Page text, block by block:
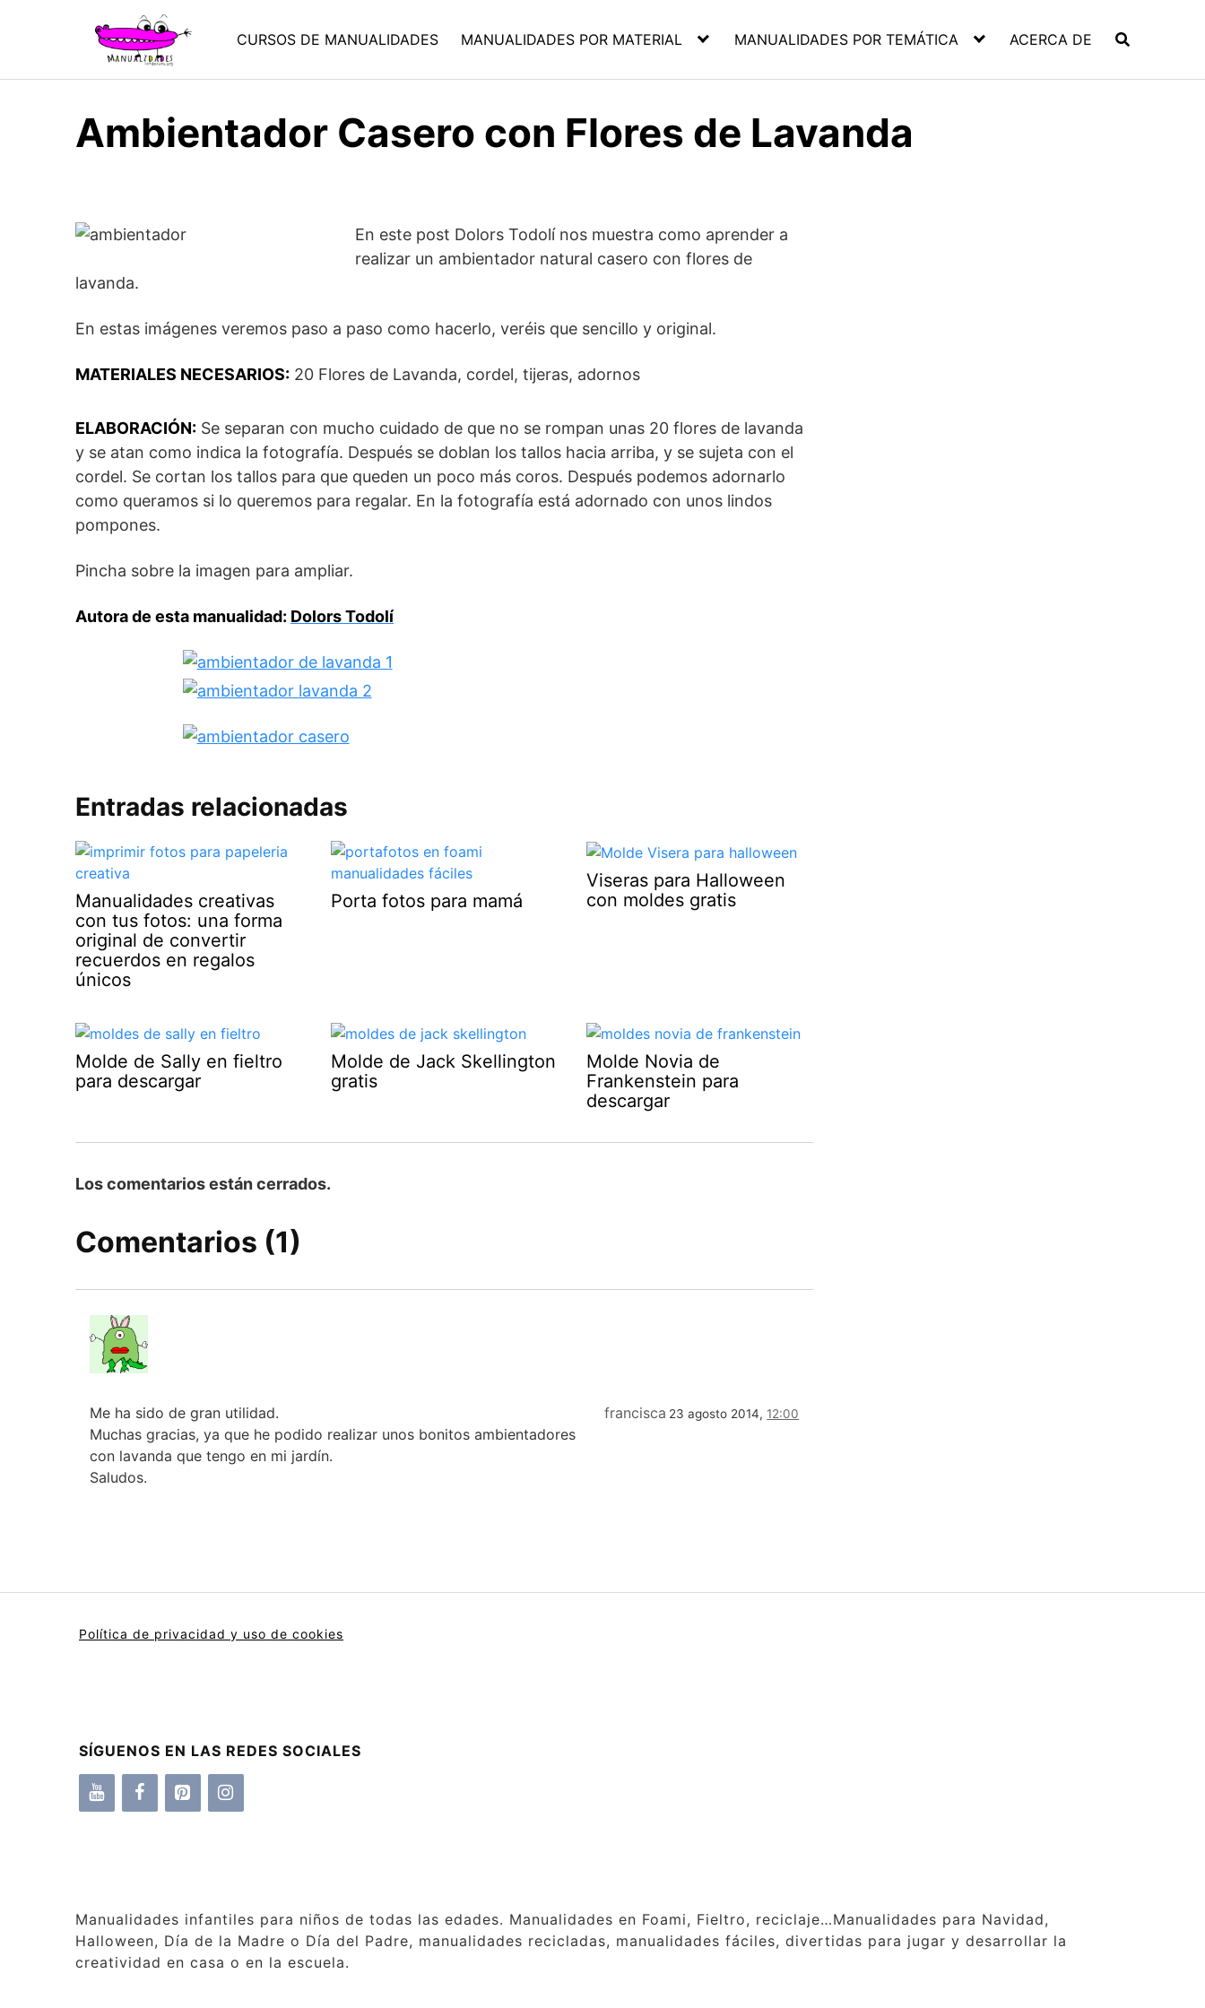
CURSOS DE MANUALIDADES MANUALIDADES POR MATERIAL MANUALIDADES POR TEMÁTICA ACERCA DE
Ambientador Casero con Flores de Lavanda
En este post Dolors Todolí nos muestra como aprender a
realizar un ambientador natural casero con flores de
lavanda.
En estas imágenes veremos paso a paso como hacerlo, veréis que sencillo y original.
MATERIALES NECESARIOS: 20 Flores de Lavanda, cordel, tijeras, adornos
ELABORACIÓN: Se separan con mucho cuidado de que no se rompan unas 20 flores de lavanda
y se atan como indica la fotografía. Después se doblan los tallos hacia arriba, y se sujeta con el
cordel. Se cortan los tallos para que queden un poco más coros. Después podemos adornarlo
como queramos si lo queremos para regalar. En la fotografía está adornado con unos lindos
pompones.
Pincha sobre la imagen para ampliar.
Autora de esta manualidad: Dolors Todolí
Entradas relacionadas
Manualidades creativas
con tus fotos: una forma
original de convertir
recuerdos en regalos
únicos
Porta fotos para mamá
Viseras para Halloween
con moldes gratis
Molde de Sally en fieltro
para descargar
Molde de Jack Skellington
gratis
Molde Novia de
Frankenstein para
descargar
Los comentarios están cerrados.
Comentarios (1)
francisca 23 agosto 2014,12:00
Me ha sido de gran utilidad.
Muchas gracias, ya que he podido realizar unos bonitos ambientadores
con lavanda que tengo en mi jardín.
Saludos.
Política de privacidad y uso de cookies
SÍGUENOS EN LAS REDES SOCIALES
Manualidades infantiles para niños de todas las edades. Manualidades en Foami, Fieltro, reciclaje…Manualidades para Navidad,
Halloween, Día de la Madre o Día del Padre, manualidades recicladas, manualidades fáciles, divertidas para jugar y desarrollar la
creatividad en casa o en la escuela.